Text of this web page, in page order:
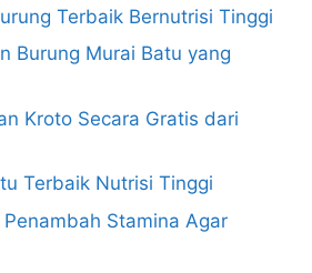
Terbaik Bernutrisi Tinggi
Burung Murai Batu yang
Kroto Secara Gratis dari
Terbaik Nutrisi Tinggi
Stamina Agar